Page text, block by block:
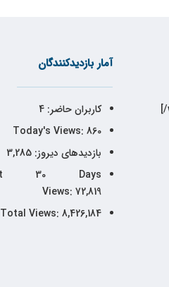
آمار بازدیدکنندگان
کاربران حاضر:4
Today's Views: 860
بازدیدهای دیروز:3,285
30 Days
Views: 72,819
Total Views: 8,426,184